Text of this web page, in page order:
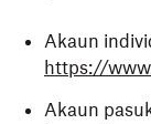
Akaun
https://
Akaun